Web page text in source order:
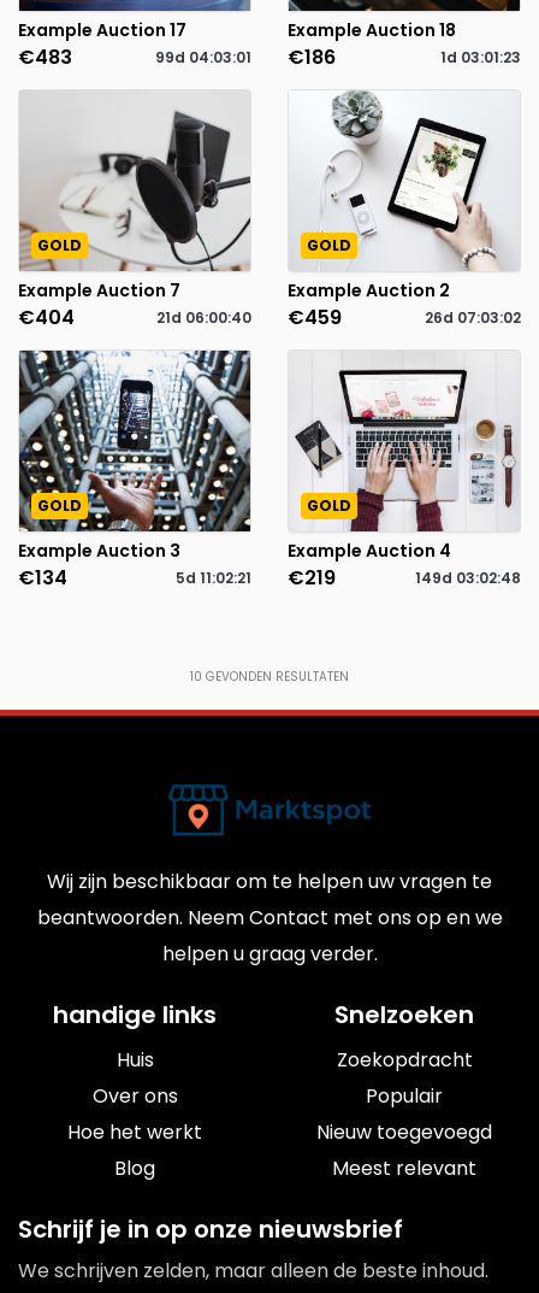
Example Auction 17
€483 99d 04:03:01
Example Auction 18
€186 1d 03:01:23
GOLD
Example Auction 7
€404 21d 06:00:40
GOLD
Example Auction 2
€459 26d 07:03:02
GOLD
Example Auction 3
€134 5d 11:02:21
GOLD
Example Auction 4
€219 149d 03:02:48
10 GEVONDEN RESULTATEN
Wij zijn beschikbaar om te helpen uw vragen te
beantwoorden. Neem Contact met ons op en we
helpen u graag verder.
handige links
Huis
Over ons
Hoe het werkt
Blog
Snelzoeken
Zoekopdracht
Populair
Nieuw toegevoegd
Meest relevant
Schrijf je in op onze nieuwsbrief
We schrijven zelden, maar alleen de beste inhoud.